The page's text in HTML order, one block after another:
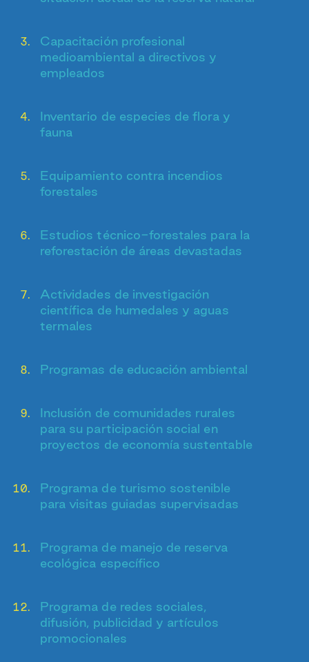
Capacitación profesional
medioambiental a directivos y
empleados
Inventario de especies de flora y
fauna
Equipamiento contra incendios
forestales
Estudios técnico-forestales para la
reforestación de áreas devastadas
Actividades de investigación
científica de humedales y aguas
termales
Programas de educación ambiental
Inclusión de comunidades rurales
para su participación social en
proyectos de economía sustentable
Programa de turismo sostenible
para visitas guiadas supervisadas
Programa de manejo de reserva
ecológica específico
Programa de redes sociales,
difusión, publicidad y artículos
promocionales